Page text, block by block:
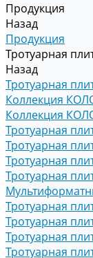
Продукция
Назад
Продукция
Тротуарная
Назад
Тротуарная
Коллекция
Коллекция
Тротуарная
Тротуарная
Тротуарная
Тротуарная
Тротуарная
Тротуарная
Тротуарная
Тротуарная